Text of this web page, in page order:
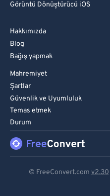
Görüntü Dönüştürücü iOS
Hakkımızda
Blog
Bağış yapmak
Mahremiyet
Şartlar
Güvenlik ve Uyumluluk
Temas etmek
Durum
© FreeConvert.com v2.30